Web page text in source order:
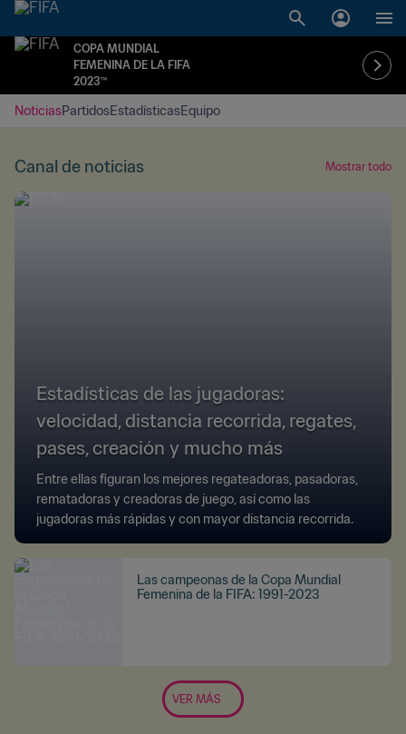
COPA MUNDIAL
FEMENINA DE LA FIFA
2023™
NoticiasPartidosEstadísticasEquipo
Canal de noticias Mostrar todo
Estadísticas de las jugadoras:
velocidad, distancia recorrida, regates,
pases, creación y mucho más
Entre ellas figuran los mejores regateadoras, pasadoras,
rematadoras y creadoras de juego, así como las
jugadoras más rápidas y con mayor distancia recorrida.
Las campeonas de la Copa Mundial
Femenina de la FIFA: 1991-2023
VER MÁS